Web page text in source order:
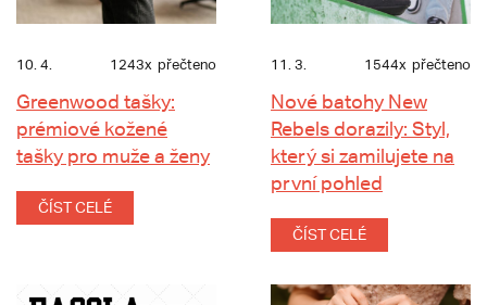
10. 4. 1243x přečteno
Greenwood tašky:
prémiové kožené
tašky pro muže a ženy
ČÍST CELÉ
11. 3. 1544x přečteno
Nové batohy New
Rebels dorazily: Styl,
který si zamilujete na
první pohled
ČÍST CELÉ